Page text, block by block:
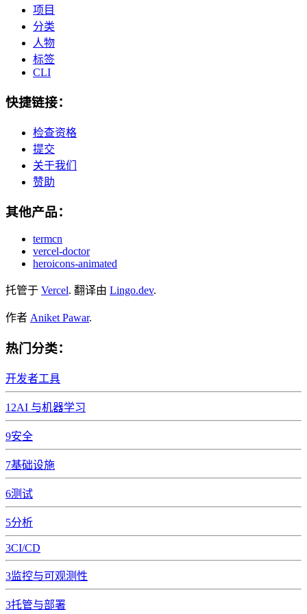
项目
分类
人物
标签
CLI
快捷链接：
检查资格
提交
关于我们
赞助
其他产品：
termcn
vercel-doctor
heroicons-animated
托管于 Vercel. 翻译由 Lingo.dev.
作者 Aniket Pawar.
热门分类：
开发者工具
12AI 与机器学习
9安全
7基础设施
6测试
5分析
3CI/CD
3监控与可观测性
3托管与部署